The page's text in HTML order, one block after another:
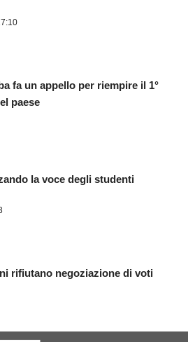
fa un appello per riempire il 1°
paese
la voce degli studenti
rifiutano negoziazione di voti